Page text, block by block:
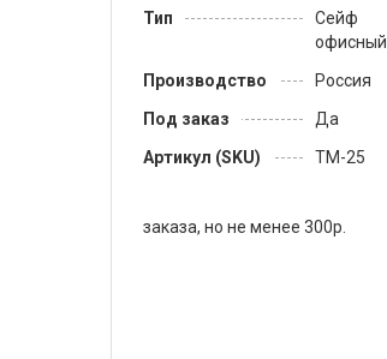
Тип
Сейф
офисный
Производство
Россия
Под заказ
Да
Артикул (SKU)
TM-25
заказа, но не менее 300р.